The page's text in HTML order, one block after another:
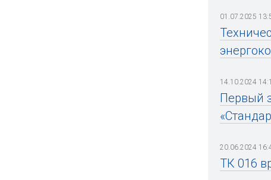
01.07.2025
14.10.2024
Первый
20.06.2024
ТК 016